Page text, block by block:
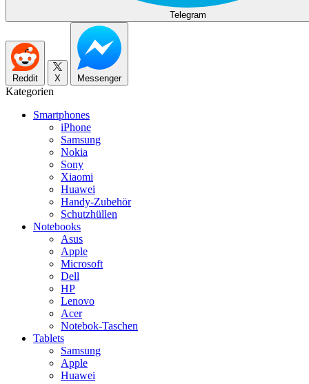
Telegram
Reddit X Messenger
Kategorien
Smartphones
iPhone
Samsung
Nokia
Sony
Xiaomi
Huawei
Handy-Zubehör
Schutzhüllen
Notebooks
Asus
Apple
Microsoft
Dell
HP
Lenovo
Acer
Notebok-Taschen
Tablets
Samsung
Apple
Huawei